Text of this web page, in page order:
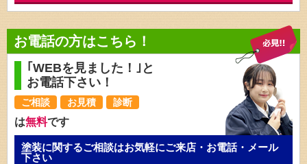
お電話の方はこちら！
｢WEBを見ました！｣と
お電話下さい！
ご相談 お見積 診断
は無料です
塗装に関するご相談はお気軽にご来店・お電話・メール
下さい